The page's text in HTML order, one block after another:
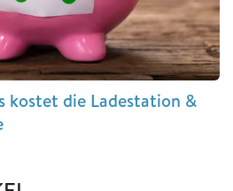
kostet die Ladestation &